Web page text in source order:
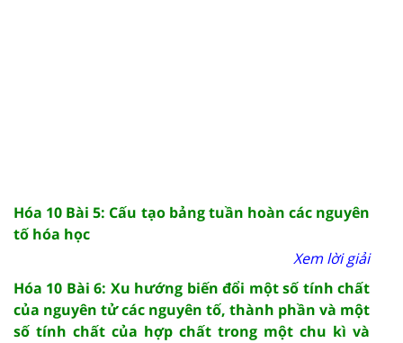
Hóa 10 Bài 5: Cấu tạo bảng tuần hoàn các nguyên
tố hóa học
Xem lời giải
Hóa 10 Bài 6: Xu hướng biến đổi một số tính chất
của nguyên tử các nguyên tố, thành phần và một
số tính chất của hợp chất trong một chu kì và